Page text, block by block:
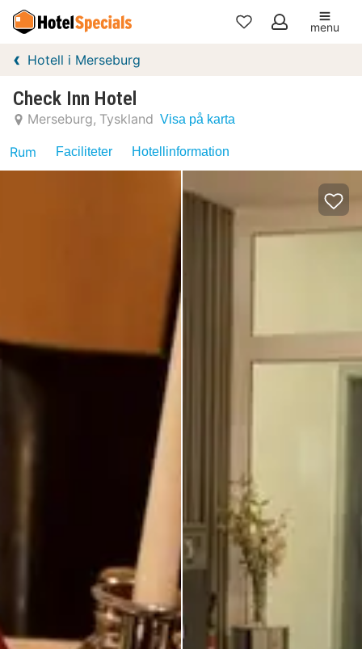
Mina
menu
Hotell i Merseburg
Check Inn Hotel
Merseburg Tyskland Visa på karta
Rum Faciliteter Hotellinformation